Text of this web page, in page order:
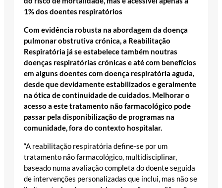
1% dos doentes respiratórios
Com evidência robusta na abordagem da doença
pulmonar obstrutiva crónica, a Reabilitação
Respiratória já se estabelece também noutras
doenças respiratórias crónicas e até com benefícios
em alguns doentes com doença respiratória aguda,
desde que devidamente estabilizados e geralmente
na ótica de continuidade de cuidados. Melhorar o
acesso a este tratamento não farmacológico pode
passar pela disponibilização de programas na
comunidade, fora do contexto hospitalar.
“A reabilitação respiratória define-se por um
tratamento não farmacológico, multidisciplinar,
baseado numa avaliação completa do doente seguida
de intervenções personalizadas que inclui, mas não se